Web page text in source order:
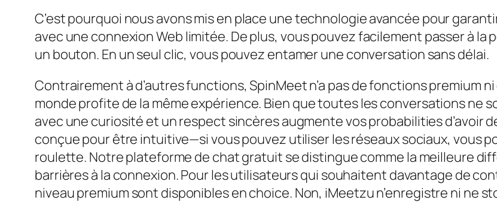
C’est pourquoi nous avons mis en place une technologie avancée pour
avec une connexion Web limitée. De plus, vous pouvez facilement passer à
un bouton. En un seul clic, vous pouvez entamer une conversation sans délai.
Contrairement à d’autres functions, SpinMeet n’a pas de fonctions premium
monde profite de la même expérience. Bien que toutes les conversations ne
avec une curiosité et un respect sincères augmente vos probabilities d’avoir
conçue pour être intuitive—si vous pouvez utiliser les réseaux sociaux, vous
roulette. Notre plateforme de chat gratuit se distingue comme la meilleure
barrières à la connexion. Pour les utilisateurs qui souhaitent davantage de
niveau premium sont disponibles en choice. Non, iMeetzu n’enregistre ni ne